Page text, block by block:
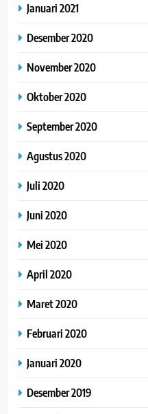
Januari 2021
Desember 2020
November 2020
Oktober 2020
September 2020
Agustus 2020
Juli 2020
Juni 2020
Mei 2020
April 2020
Maret 2020
Februari 2020
Januari 2020
Desember 2019